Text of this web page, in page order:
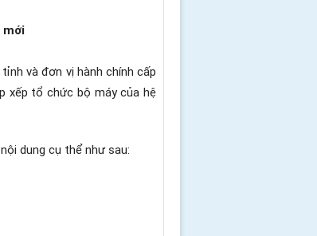
mới
và đơn vị hành chính cấp
xếp tổ chức bộ máy của hệ
dung cụ thể như sau: